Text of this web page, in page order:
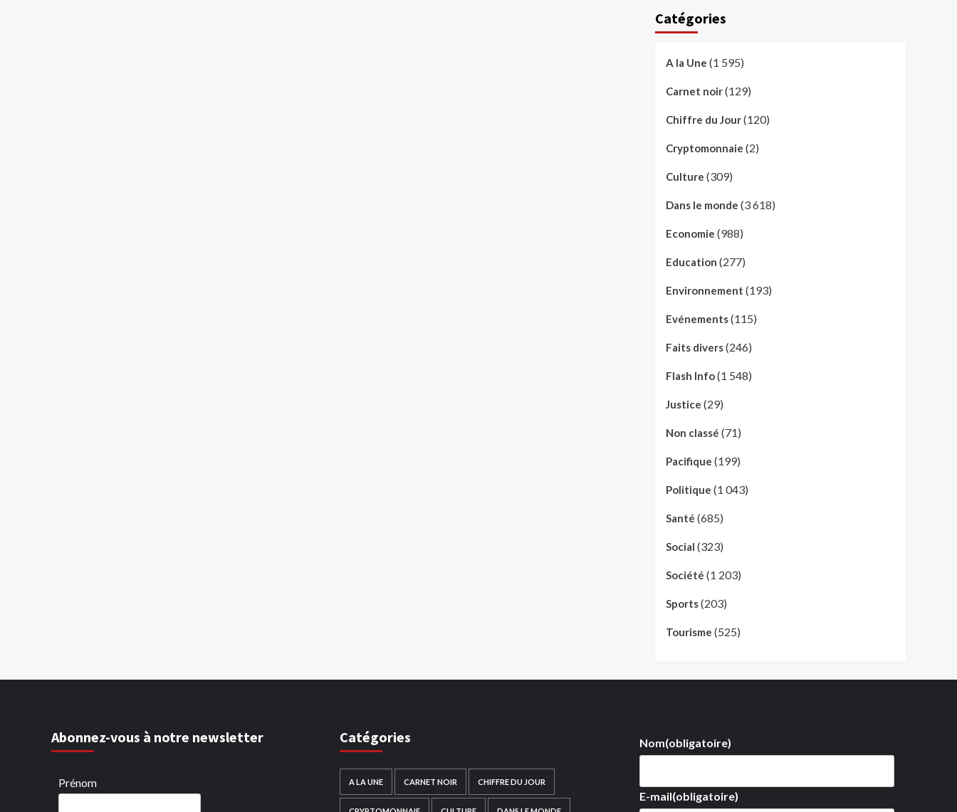
Catégories
A la Une (1 595)
Carnet noir(129)
Chiffre du Jour(120)
Cryptomonnaie (2)
Culture (309)
Dans le monde (3 618)
Economie (988)
Education (277)
Environnement (193)
Evénements(115)
Faits divers(246)
Flash Info(1 548)
Justice (29)
Non classé (71)
Pacifique (199)
Politique (1 043)
Santé (685)
Social (323)
Société (1 203)
Sports(203)
Tourisme (525)
Abonnez-vous à notre newsletter
Prénom
Catégories
A LA UNE CARNET NOIR CHIFFRE DU JOUR
Nom(obligatoire)
E-mail(obligatoire)